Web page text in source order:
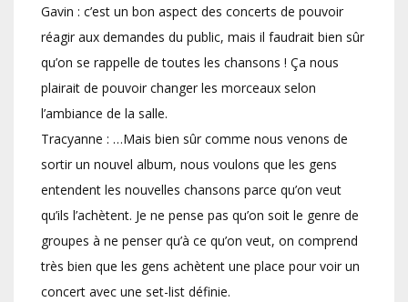
Gavin : c’est un bon aspect des concerts de pouvoir
réagir aux demandes du public, mais il faudrait bien sûr
qu’on se rappelle de toutes les chansons ! Ça nous
plairait de pouvoir changer les morceaux selon
l’ambiance de la salle.
Tracyanne : …Mais bien sûr comme nous venons de
sortir un nouvel album, nous voulons que les gens
entendent les nouvelles chansons parce qu’on veut
qu’ils l’achètent. Je ne pense pas qu’on soit le genre de
groupes à ne penser qu’à ce qu’on veut, on comprend
très bien que les gens achètent une place pour voir un
concert avec une set-list définie.